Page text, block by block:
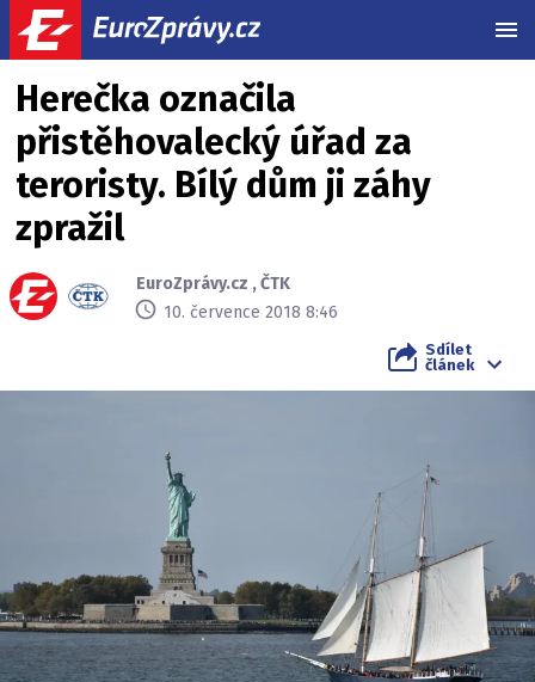
Herečka označila
přistěhovalecký úřad za
teroristy. Bílý dům ji záhy
zpražil
EuroZprávy.cz ,ČTK
10. července 2018 8:46
Sdílet
článek